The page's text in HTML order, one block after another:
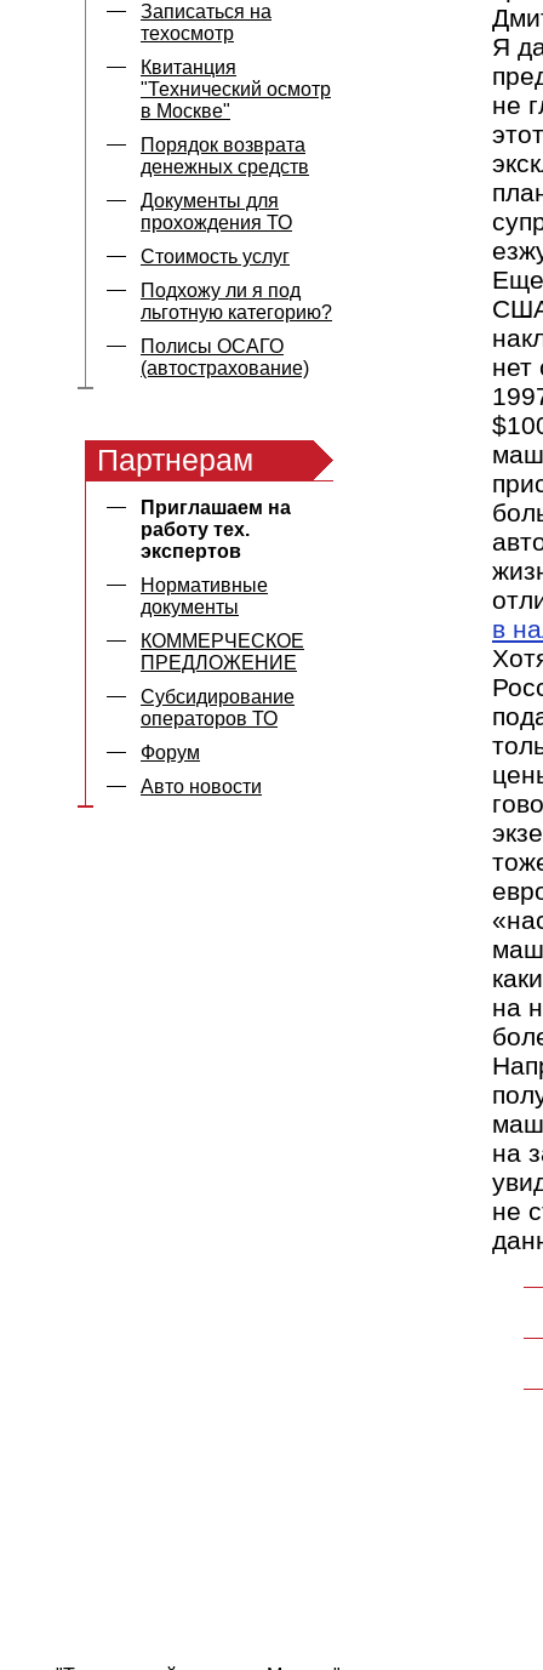
Записаться на
техосмотр
Квитанция
"Технический осмотр
в Москве"
Порядок возврата
денежных средств
Документы для
прохождения ТО
Стоимость услуг
Подхожу ли я под
льготную категорию?
Полисы ОСАГО
(автострахование)
Партнерам
Приглашаем на
работу тех.
экспертов
Нормативные
документы
КОММЕРЧЕСКОЕ
ПРЕДЛОЖЕНИЕ
Субсидирование
операторов ТО
Форум
Авто новости
Я
не
нет
в
на
на
не